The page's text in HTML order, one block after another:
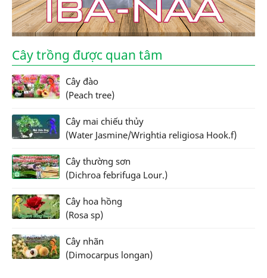
Cây trồng được quan tâm
Cây đào
(Peach tree)
Cây mai chiếu thủy
(Water Jasmine/Wrightia religiosa Hook.f)
Cây thường sơn
(Dichroa febrifuga Lour.)
Cây hoa hồng
(Rosa sp)
Cây nhãn
(Dimocarpus longan)